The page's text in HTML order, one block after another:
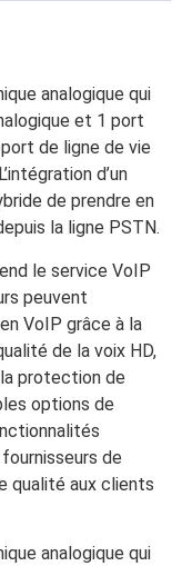
analogique qui
et 1 port
de ligne de vie
d’un
de prendre en
la ligne PSTN.
le service VoIP
peuvent
VoIP grâce à la
de la voix HD,
protection de
options de
de
qualité aux clients
analogique qui